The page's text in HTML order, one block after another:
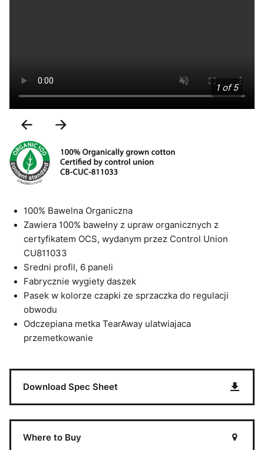
1 of 5
Previous
Slide
100% Bawelna Organiczna
Zawiera 100% bawełny z upraw organicznych z
certyfikatem OCS, wydanym przez Control Union
CU811033
Sredni profil, 6 paneli
Fabrycznie wygiety daszek
Pasek w kolorze czapki ze sprzaczka do regulacji
obwodu
Odczepiana metka TearAway ulatwiajaca
przemetkowanie
Download Spec Sheet
Where to Buy